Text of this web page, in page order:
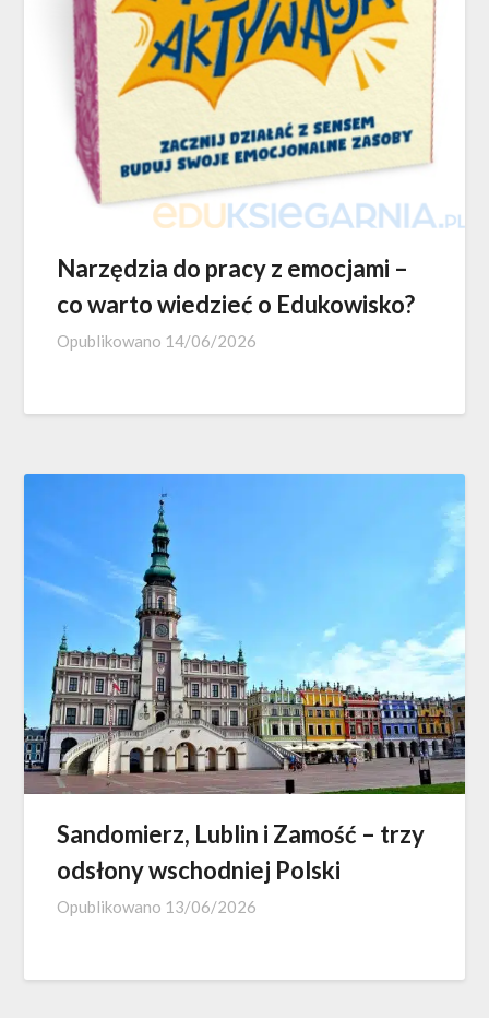
Narzędzia do pracy z emocjami –
co warto wiedzieć o Edukowisko?
Opublikowano 14/06/2026
Sandomierz, Lublin i Zamość – trzy
odsłony wschodniej Polski
Opublikowano 13/06/2026